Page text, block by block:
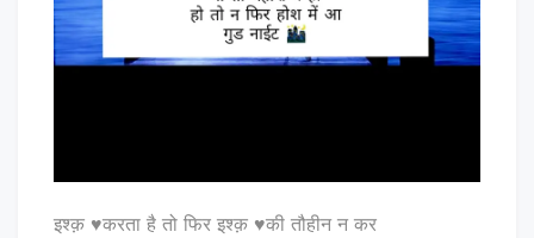
इश्क़ ♥️करता है तो फिर इश्क़ ♥️की तौहीन न कर